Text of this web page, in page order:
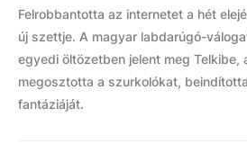
Felrobbantotta az internetet a hét
új szettje. A magyar labdarúgó-
egyedi öltözetben jelent meg Telkibe,
megosztotta a szurkolókat,
fantáziáját.